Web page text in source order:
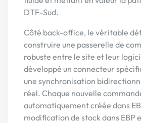
DTF-Sud.
Côté back-office, le véritable
construire une passerelle de
robuste entre le site et leur
développé un connecteur
une synchronisation
réel. Chaque nouvelle
automatiquement créée dans
modification de stock dans EBP